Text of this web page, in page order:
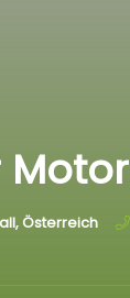
Österreich